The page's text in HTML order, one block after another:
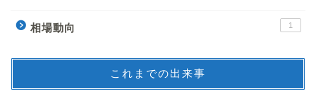
相場動向 1
これまでの出来事